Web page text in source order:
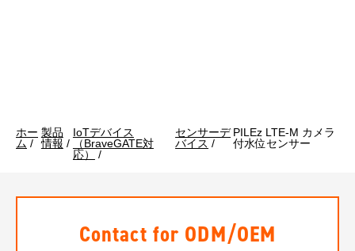
ホー
ム /
製品
情報 /
IoTデバイス
（BraveGATE対
応）
/
センサーデ
バイス /
PILEz LTE-M カメラ
付水位センサー
Contact for ODM/OEM